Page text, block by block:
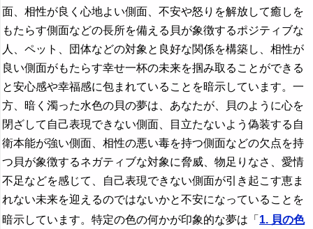
面、相性が良く心地よい側面、不安や怒りを解放して癒しを
もたらす側面などの長所を備える貝が象徴するポジティブな
人、ペット、団体などの対象と良好な関係を構築し、相性が
良い側面がもたらす幸せ一杯の未来を掴み取ることができる
と安心感や幸福感に包まれていることを暗示しています。一
方、暗く濁った水色の貝の夢は、あなたが、貝のように心を
閉ざして自己表現できない側面、目立たないよう偽装する自
衛本能が強い側面、相性の悪い毒を持つ側面などの欠点を持
つ貝が象徴するネガティブな対象に脅威、物足りなさ、愛情
不足などを感じて、自己表現できない側面が引き起こす恵ま
れない未来を迎えるのではないかと不安になっていることを
暗示しています。特定の色の何かが印象的な夢は「 1. 貝の色